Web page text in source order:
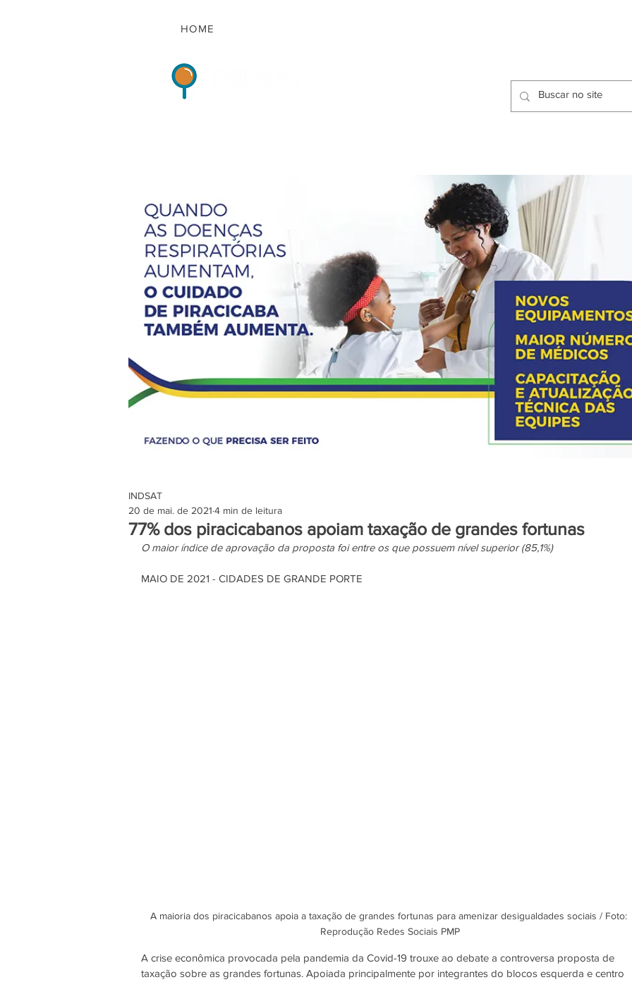
HOME
77% dos piracicabanos apoiam taxação de grandes fortunas
INDSAT
20 de mai. de 2021 4 min de leitura
O maior índice de aprovação da proposta foi entre os que possuem nível superior (85,1%)
MAIO DE 2021 - CIDADES DE GRANDE PORTE
A maioria dos piracicabanos apoia a taxação de grandes fortunas para amenizar desigualdades sociais / Foto:
Reprodução Redes Sociais PMP
A crise econômica provocada pela pandemia da Covid-19 trouxe ao debate a controversa proposta de
taxação sobre as grandes fortunas. Apoiada principalmente por integrantes do blocos esquerda e centro